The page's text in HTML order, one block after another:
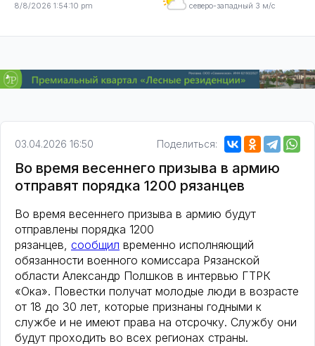
8/8/2026 1:54:11 pm
северо-западный 3 м/с
03.04.2026 16:50 Поделиться:
Во время весеннего призыва в армию
отправят порядка 1200 рязанцев
Во время весеннего призыва в армию будут
отправлены порядка 1200
рязанцев, сообщил временно исполняющий
обязанности военного комиссара Рязанской
области Александр Полшков в интервью ГТРК
«Ока». Повестки получат молодые люди в возрасте
от 18 до 30 лет, которые признаны годными к
службе и не имеют права на отсрочку. Службу они
будут проходить во всех регионах страны.